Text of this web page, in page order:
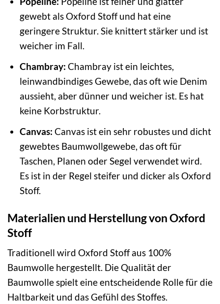
gewebt als Oxford Stoff und hat eine
geringere Struktur. Sie knittert stärker und ist
weicher im Fall.
Chambray: Chambray ist ein leichtes,
leinwandbindiges Gewebe, das oft wie Denim
aussieht, aber dünner und weicher ist. Es hat
keine Korbstruktur.
Canvas: Canvas ist ein sehr robustes und dicht
gewebtes Baumwollgewebe, das oft für
Taschen, Planen oder Segel verwendet wird.
Es ist in der Regel steifer und dicker als Oxford
Stoff.
Materialien und Herstellung von Oxford
Stoff
Traditionell wird Oxford Stoff aus 100%
Baumwolle hergestellt. Die Qualität der
Baumwolle spielt eine entscheidende Rolle für die
Haltbarkeit und das Gefühl des Stoffes.